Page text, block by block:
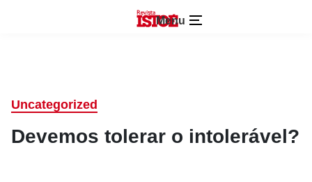
Menu
Uncategorized
Devemos tolerar o intolerável?